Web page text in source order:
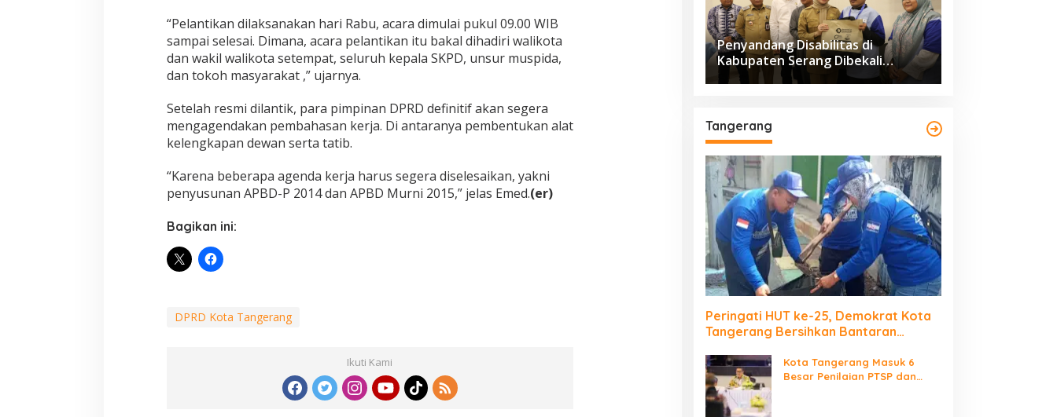
“Pelantikan dilaksanakan hari Rabu, acara dimulai pukul 09.00 WIB
sampai selesai. Dimana, acara pelantikan itu bakal dihadiri walikota
dan wakil walikota setempat, seluruh kepala SKPD, unsur muspida,
dan tokoh masyarakat ,” ujarnya.
Setelah resmi dilantik, para pimpinan DPRD definitif akan segera
mengagendakan pembahasan kerja. Di antaranya pembentukan alat
kelengkapan dewan serta tatib.
“Karena beberapa agenda kerja harus segera diselesaikan, yakni
penyusunan APBD-P 2014 dan APBD Murni 2015,” jelas Emed.(er)
Bagikan ini:
DPRD Kota Tangerang
Ikuti Kami
Penyandang Disabilitas di
Kabupaten Serang Dibekali
Pelatihan Pengolahan Hasil
Tangerang
Peringati HUT ke-25, Demokrat Kota
Tangerang Bersihkan Bantaran
Kota Tangerang Masuk 6
Besar Penilaian PTSP dan